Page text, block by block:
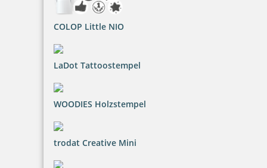
COLOP Little NIO
LaDot Tattoostempel
WOODIES Holzstempel
trodat Creative Mini
trodat edy FIX - Motivationsstempel Sehr schön! - Printy 4922